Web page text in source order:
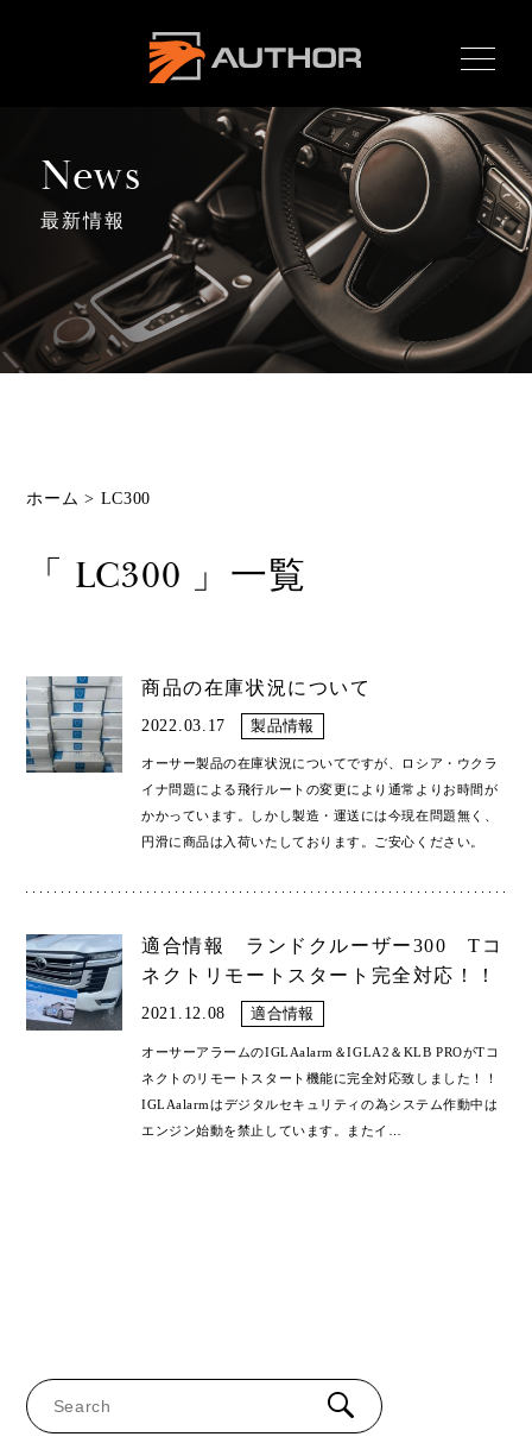
サーアラーム home
Home
ホーム
News
最新情報
Shop
取扱ショップ一覧
Contact
News
最新情報
ホーム > LC300
「 LC300 」一覧
商品の在庫状況について
2022.03.17 製品情報
オーサー製品の在庫状況についてですが、ロシア・ウクラ
イナ問題による飛行ルートの変更により通常よりお時間が
かかっています。しかし製造・運送には今現在問題無く、
円滑に商品は入荷いたしております。ご安心ください。
適合情報 ランドクルーザー300 Tコ
ネクトリモートスタート完全対応！！
2021.12.08 適合情報
オーサーアラームのIGLAalarm＆IGLA2＆KLB PROがTコ
ネクトのリモートスタート機能に完全対応致しました！！
IGLAalarmはデジタルセキュリティの為システム作動中は
エンジン始動を禁止しています。またイ